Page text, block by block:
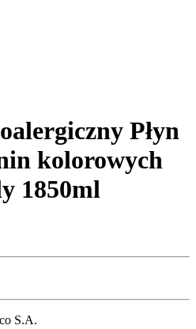
Płyn
kolorowych
1850ml
S.A.